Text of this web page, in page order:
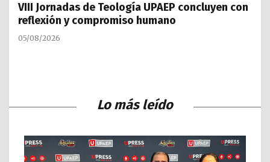
VIII Jornadas de Teología UPAEP concluyen con
reflexión y compromiso humano
05/08/2026
Lo más leído